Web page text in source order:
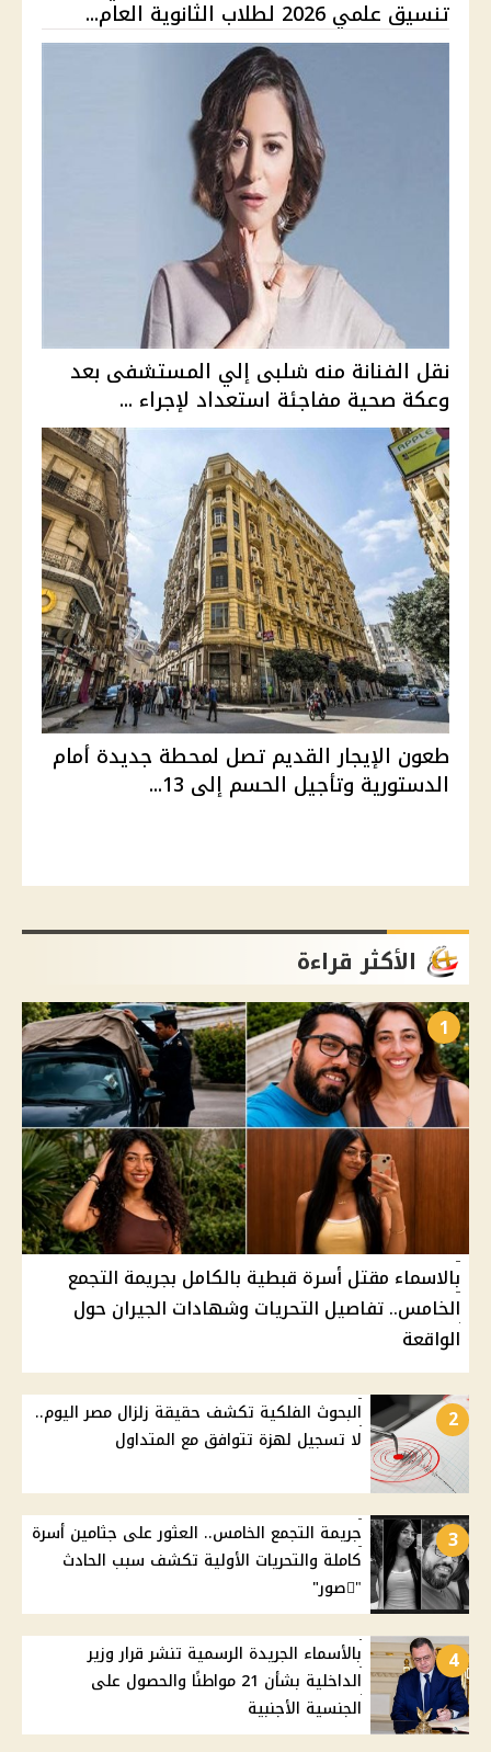
تنسيق علمي 2026 لطلاب الثانوية العام...
نقل الفنانة منه شلبى إلي المستشفى بعد
وعكة صحية مفاجئة استعداد لإجراء ...
طعون الإيجار القديم تصل لمحطة جديدة أمام
الدستورية وتأجيل الحسم إلى 13...
الأكثر قراءة
1
بالاسماء مقتل أسرة قبطية بالكامل بجريمة التجمع
الخامس.. تفاصيل التحريات وشهادات الجيران حول
الواقعة
2
البحوث الفلكية تكشف حقيقة زلزال مصر اليوم..
لا تسجيل لهزة تتوافق مع المتداول
3
جريمة التجمع الخامس.. العثور على جثامين أسرة
كاملة والتحريات الأولية تكشف سبب الحادث
"ًصور"
4
بالأسماء الجريدة الرسمية تنشر قرار وزير
الداخلية بشأن 21 مواطنًا والحصول على
الجنسية الأجنبية